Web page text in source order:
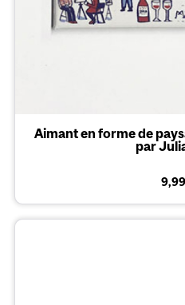
Aimant en forme de
par